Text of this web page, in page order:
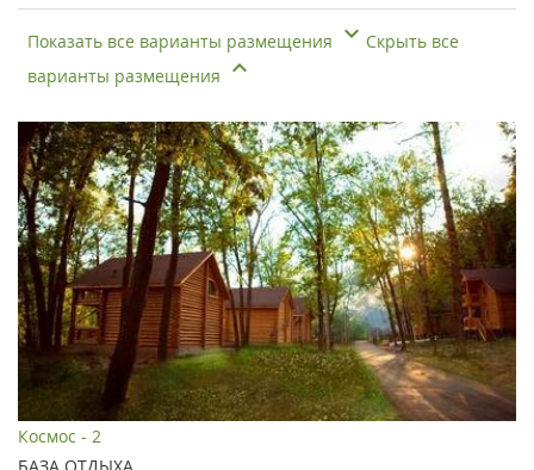
Показать все варианты размещения
Скрыть все
варианты размещения
Космос - 2
БАЗА ОТДЫХА